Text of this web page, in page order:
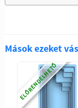
Mások ezeket
ELŐRENDELHETŐ